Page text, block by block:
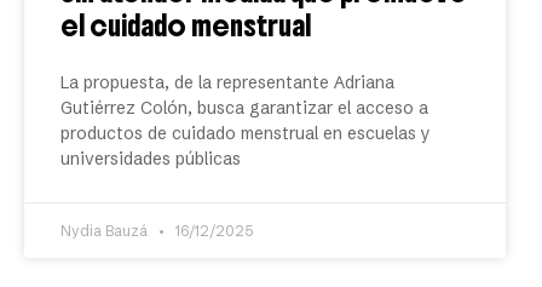
el cuidado menstrual
La propuesta, de la representante Adriana
Gutiérrez Colón, busca garantizar el acceso a
productos de cuidado menstrual en escuelas y
universidades públicas
Nydia Bauzá 16/12/2025